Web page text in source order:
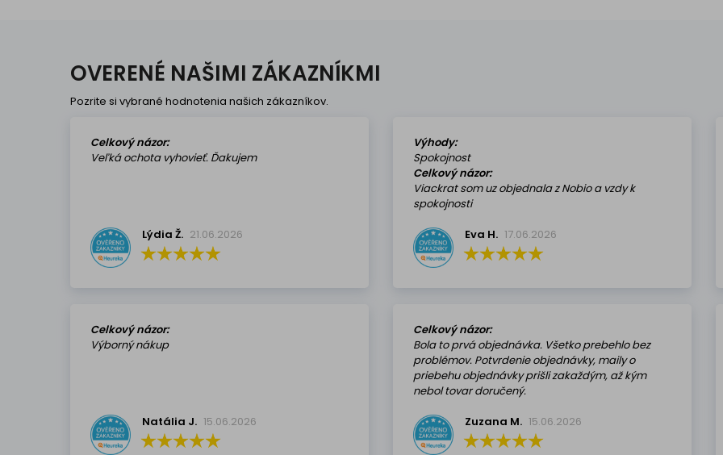
OVERENÉ NAŠIMI ZÁKAZNÍKMI
Pozrite si vybrané hodnotenia našich zákazníkov.
Celkový názor:
Veľká ochota vyhovieť. Ďakujem
Lýdia Ž. 21.06.2026
Výhody:
Spokojnost
Celkový názor:
Viackrat som uz objednala z Nobio a vzdy k
spokojnosti
Eva H. 17.06.2026
Celkový názor:
Výborný nákup
Natália J. 15.06.2026
Celkový názor:
Bola to prvá objednávka. Všetko prebehlo bez
problémov. Potvrdenie objednávky, maily o
priebehu objednávky prišli zakaždým, až kým
nebol tovar doručený.
Zuzana M. 15.06.2026